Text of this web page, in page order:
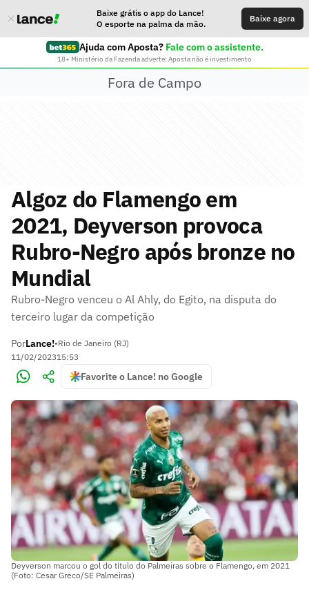
Baixe grátis o app do Lance!
O esporte na palma da mão.
Baixe agora
Ajuda com Aposta? Fale com o assistente.
18+ Ministério da Fazenda adverte: Aposta não é investimento
Fora de Campo
Algoz do Flamengo em
2021, Deyverson provoca
Rubro-Negro após bronze no
Mundial
Rubro-Negro venceu o Al Ahly, do Egito, na disputa do
terceiro lugar da competição
PorLance!•Rio de Janeiro (RJ)
11/02/202315:53
Favorite o Lance! no Google
Deyverson marcou o gol do título do Palmeiras sobre o Flamengo, em 2021
(Foto: Cesar Greco/SE Palmeiras)